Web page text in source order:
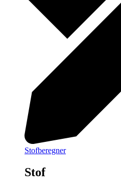
Stofberegner
Stof